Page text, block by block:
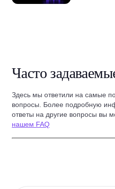
Часто
Здесь мы ответили на самые
вопросы. Более подробную
ответы на другие вопросы вы
нашем FAQ